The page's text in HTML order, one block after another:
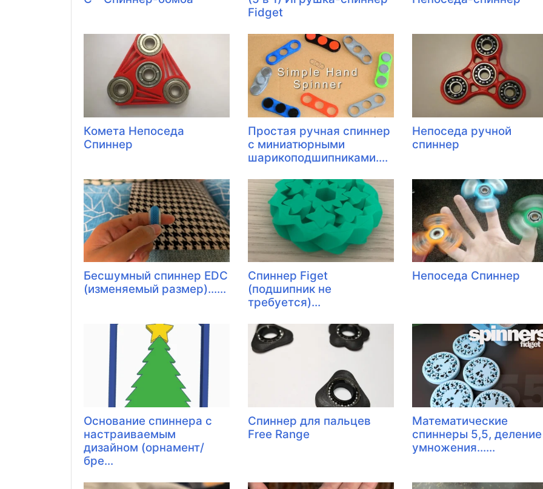
Fidget
Комета Непоседа
Спиннер
Простая ручная спиннер
с миниатюрными
шарикоподшипниками....
Непоседа ручной
спиннер
Бесшумный спиннер EDC
(изменяемый размер)......
Спиннер Figet
(подшипник не
требуется)...
Непоседа Спиннер
Основание спиннера с
настраиваемым
дизайном (орнамент/
бре...
Спиннер для пальцев
Free Range
Математические
спиннеры 5,5, деление
умножения......